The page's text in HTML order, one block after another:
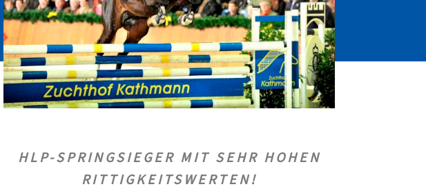
HLP-SPRINGSIEGER MIT SEHR HOHEN
RITTIGKEITSWERTEN!